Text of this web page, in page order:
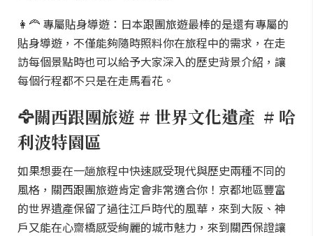
👩‍🦰 專屬貼身導遊：日本跟團旅遊最棒的是還有專屬的
貼身導遊，不僅能夠隨時照料你在旅程中的需求，在走
訪每個景點時也可以給予大家深入的歷史背景介紹，讓
每個行程都不只是在走馬看花。
🦅關西跟團旅遊 # 世界文化遺產 # 哈
利波特園區
如果想要在一趟旅程中快速感受現代與歷史兩種不同的
風格，關西跟團旅遊肯定會非常適合你！京都地區豐富
的世界遺產保留了過往江戶時代的風華，來到大阪、神
戶又能在心齋橋感受絢麗的城市魅力，來到關西保證讓